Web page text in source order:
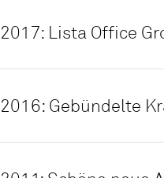
2017: Lista Office
2016: Gebündelte